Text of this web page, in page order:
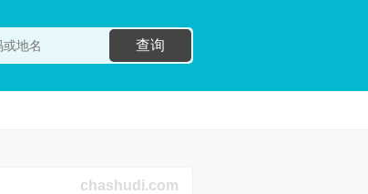
查询
chashudi.com